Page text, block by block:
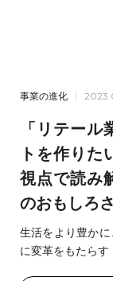
事業の進化
「リテー
トを作りた
視点で読み
のおもしろさ
生活をより豊か
に変革をもたらす